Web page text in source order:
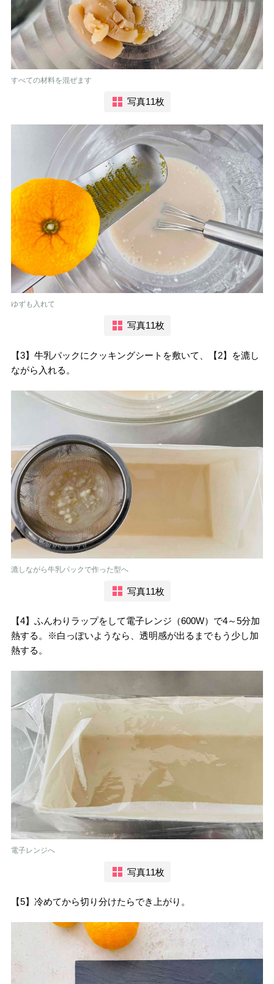
すべての材料を混ぜます
写真11枚
ゆずも入れて
写真11枚
【3】牛乳パックにクッキングシートを敷いて、【2】を漉し
ながら入れる。
漉しながら牛乳パックで作った型へ
写真11枚
【4】ふんわりラップをして電子レンジ（600W）で4～5分加
熱する。※白っぽいようなら、透明感が出るまでもう少し加
熱する。
電子レンジへ
写真11枚
【5】冷めてから切り分けたらでき上がり。